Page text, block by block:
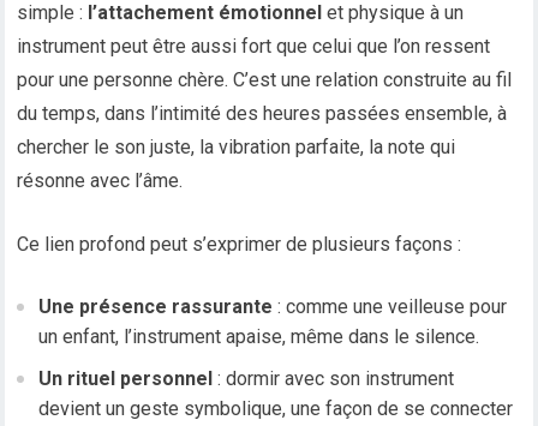
simple : l’attachement émotionnel et physique à un
instrument peut être aussi fort que celui que l’on ressent
pour une personne chère. C’est une relation construite au fil
du temps, dans l’intimité des heures passées ensemble, à
chercher le son juste, la vibration parfaite, la note qui
résonne avec l’âme.
Ce lien profond peut s’exprimer de plusieurs façons :
Une présence rassurante : comme une veilleuse pour
un enfant, l’instrument apaise, même dans le silence.
Un rituel personnel : dormir avec son instrument
devient un geste symbolique, une façon de se connecter